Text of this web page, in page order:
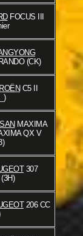
FOCUS III
(CK)
C5 II
MAXIMA
QX V
307
206 CC